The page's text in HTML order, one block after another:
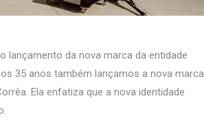
da nova marca da entidade
35 anos também lançamos a nova marca
Ela enfatiza que a nova identidade